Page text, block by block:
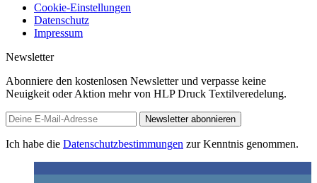
Cookie-Einstellungen
Datenschutz
Impressum
Newsletter
Abonniere den kostenlosen Newsletter und verpasse keine
Neuigkeit oder Aktion mehr von HLP Druck Textilveredelung.
Newsletter abonnieren
Ich habe die Datenschutzbestimmungen zur Kenntnis genommen.